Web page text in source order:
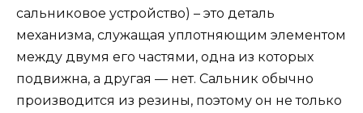
сальниковое устройство) – это деталь
механизма, служащая уплотняющим элементом
между двумя его частями, одна из которых
подвижна, а другая — нет. Сальник обычно
производится из резины, поэтому он не только